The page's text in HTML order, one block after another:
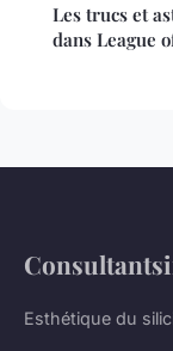
Les trucs et
dans League
Esthétique du